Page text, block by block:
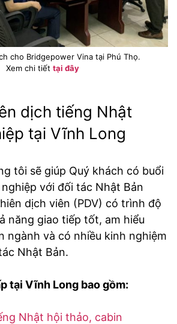
cho Bridgepower Vina tại Phú Thọ.
Xem chi tiết tại đây
dịch tiếng Nhật
tại Vĩnh Long
tôi sẽ giúp Quý khách có buổi
với đối tác Nhật Bản
dịch viên (PDV) có trình độ
năng giao tiếp tốt, am hiểu
ngành và có nhiều kinh nghiệm
Nhật Bản.
tại Vĩnh Long bao gồm:
Nhật hội thảo, cabin